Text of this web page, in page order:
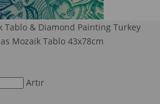
Tablo & Diamond Painting Turkey
Mozaik Tablo 43x78cm
Artır